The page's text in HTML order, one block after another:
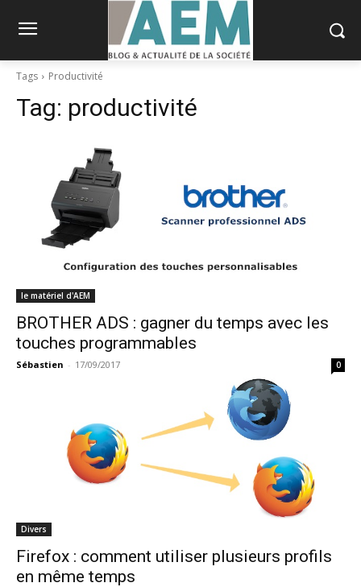
Tags Productivité
Tag: productivité
le matériel d'AEM
BROTHER ADS : gagner du temps avec les
touches programmables
Sébastien - 17/09/2017 0
Divers
Firefox : comment utiliser plusieurs profils
en même temps